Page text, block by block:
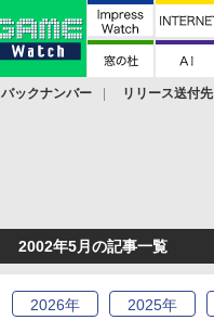
バックナンバー リリース送付先
2002年5月の記事一覧
2026年 2025年